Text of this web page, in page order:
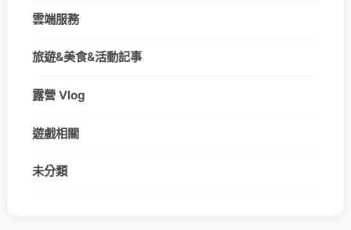
雲端服務
旅遊&美食&活動記事
露營 Vlog
遊戲相關
未分類